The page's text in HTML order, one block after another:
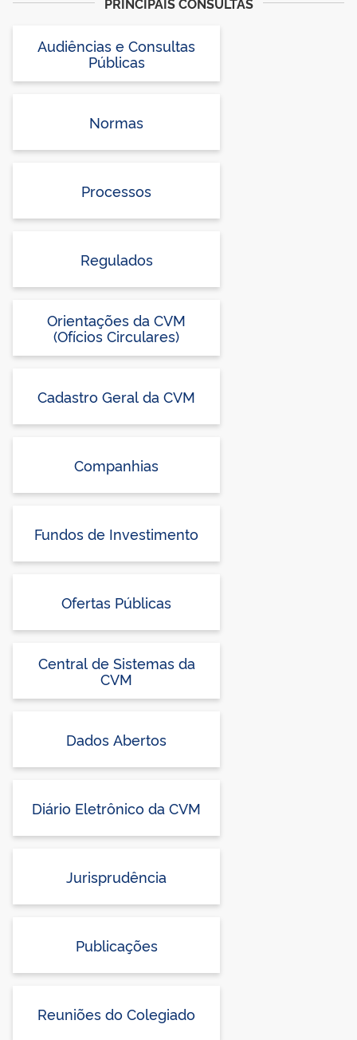
Audiências e Consultas
Públicas
Normas
Processos
Regulados
Orientações da CVM
(Ofícios Circulares)
Cadastro Geral da CVM
Companhias
Fundos de Investimento
Ofertas Públicas
Central de Sistemas da
CVM
Dados Abertos
Diário Eletrônico da CVM
Jurisprudência
Publicações
Reuniões do Colegiado